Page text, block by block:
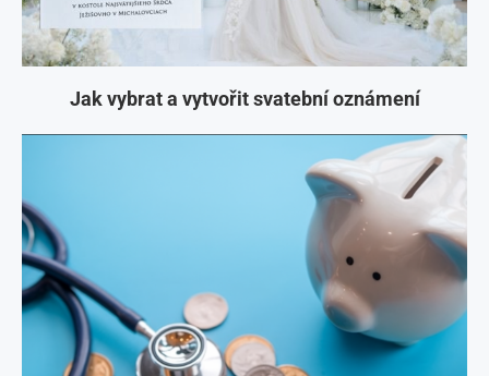
Jak vybrat a vytvořit svatební oznámení